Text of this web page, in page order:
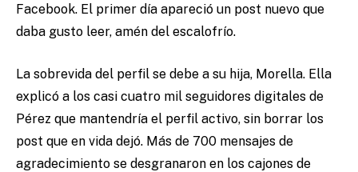
Facebook. El primer día apareció un post nuevo que
daba gusto leer, amén del escalofrío.
La sobrevida del perfil se debe a su hija, Morella. Ella
explicó a los casi cuatro mil seguidores digitales de
Pérez que mantendría el perfil activo, sin borrar los
post que en vida dejó. Más de 700 mensajes de
agradecimiento se desgranaron en los cajones de